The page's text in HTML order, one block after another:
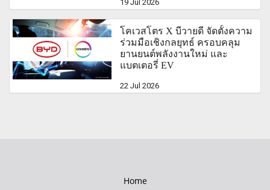
19 Jul 2026
โคเวสโตร X บีวายดี จัดตั้งความ
ร่วมมือเชิงกลยุทธ์ ครอบคลุม
ยานยนต์พลังงานใหม่ และ
แบตเตอรี่ EV
22 Jul 2026
Home